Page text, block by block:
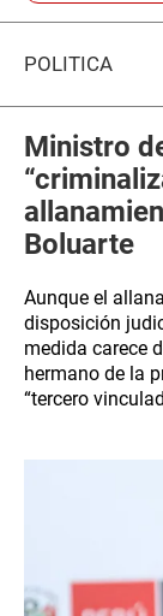
POLÍTICA
Ministro
Boluarte
Aunque el
disposición
medida carece
hermano de la
“tercero